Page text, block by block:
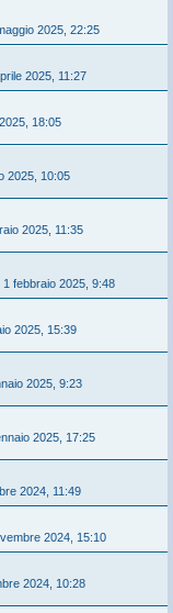
2025, 22:25
2025, 11:27
18:05
2025, 10:05
2025, 11:35
1 febbraio 2025, 9:48
2025, 15:39
2025, 9:23
2025, 17:25
2024, 11:49
2024, 15:10
2024, 10:28